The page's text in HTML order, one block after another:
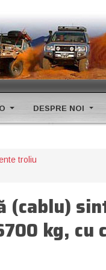
DESPRE NOI
troliu
(cablu)
kg, cu